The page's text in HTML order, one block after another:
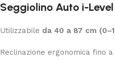
Seggiolino Auto i-Level
Utilizzabile da 40 a 87 cm
Reclinazione ergonomica fino a